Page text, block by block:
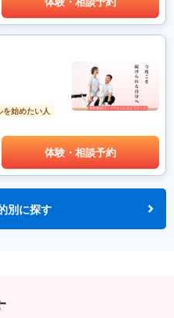
を始めたい人
体験・相談予約
別に探す